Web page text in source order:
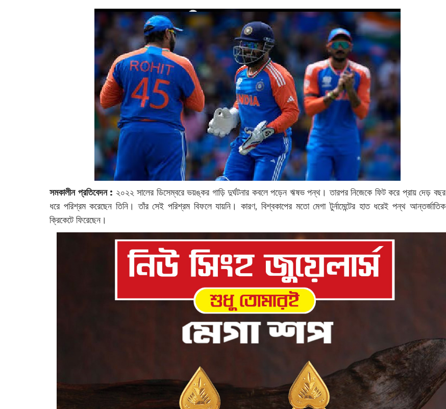
সমকালীন প্রতিবেদন : ২০২২ সালের ডিসেম্বরে ভয়ঙ্কর গাড়ি দুর্ঘটনার কবলে পড়েন ঋষভ পন্থ। তারপর নিজেকে ফিট করে প্রায় দেড় বছর
ধরে পরিশ্রম করেছেন তিনি। তাঁর সেই পরিশ্রম বিফলে যায়নি। কারণ, বিশ্বকাপের মতো মেগা টুর্নামেন্টের হাত ধরেই পন্থ আন্তর্জাতিক
ক্রিকেটে ফিরেছেন।